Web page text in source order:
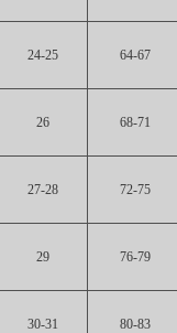
24-25 64-67
26 68-71
27-28 72-75
29 76-79
30-31 80-83